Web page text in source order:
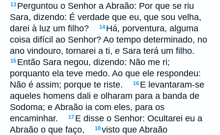
13 Perguntou o Senhor a Abraão: Por que se riu
Sara, dizendo: É verdade que eu, que sou velha,
darei à luz um filho?
14 Há, porventura, alguma
coisa difícil ao Senhor? Ao tempo determinado, no
ano vindouro, tornarei a ti, e Sara terá um filho.
15 Então Sara negou, dizendo: Não me ri;
porquanto ela teve medo. Ao que ele respondeu:
Não é assim; porque te riste.
16 E levantaram-se
aqueles homens dali e olharam para a banda de
Sodoma; e Abraão ia com eles, para os
encaminhar.
17 E disse o Senhor: Ocultarei eu a
Abraão o que faço,
18visto que Abraão